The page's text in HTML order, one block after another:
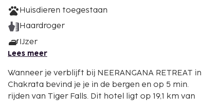
Huisdieren toegestaan
Haardroger
IJzer
Lees meer
Wanneer je verblijft bij NEERANGANA RETREAT in
Chakrata bevind je je in de bergen en op 5 min.
rijden van Tiger Falls. Dit hotel ligt op 19,1 km van